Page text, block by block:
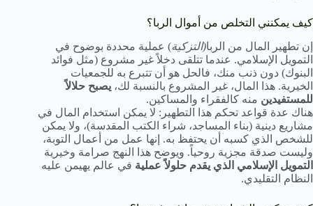
كيف يمكنني التخلص من أموال الربا؟
إن تطهير المال من الربا(التزكية) عملية محددة بوضوح في
التمويل الإسلامي. عندما تتلقى دخلاً غير مشروع (مثل فوائد
البنوك) دون ذنب منك، فالحل هو أن تتبرع به للجمعيات
الخيرية. هذا المال، غير المشروع بالنسبة لك، يصبح حلالاً
للمستفيدين منه كالفقراء والمساكين.
هناك عدة قواعد تحكم هذا التطهير: لا يمكن استخدام المال في
مشاريع دينية (بناء المساجد، شراء الكتب المقدسة)، ولا يمكن
للشخص الذي كسبه أن يحتفظ به. إنها عمل من أعمال التوبة،
وليست صدقة مجزية روحياً. ويوضح هذا النهج صرامة وخيرية
التمويل الإسلامي الذي يقدم حلولاً عملية في عالم يهيمن عليه
النظام التقليدي.